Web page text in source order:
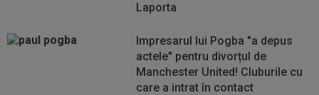
Laporta
Impresarul lui Pogba "a depus
actele" pentru divorțul de
Manchester United! Cluburile cu
care a intrat în contact